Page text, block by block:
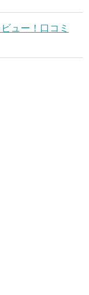
ュー！口コミ